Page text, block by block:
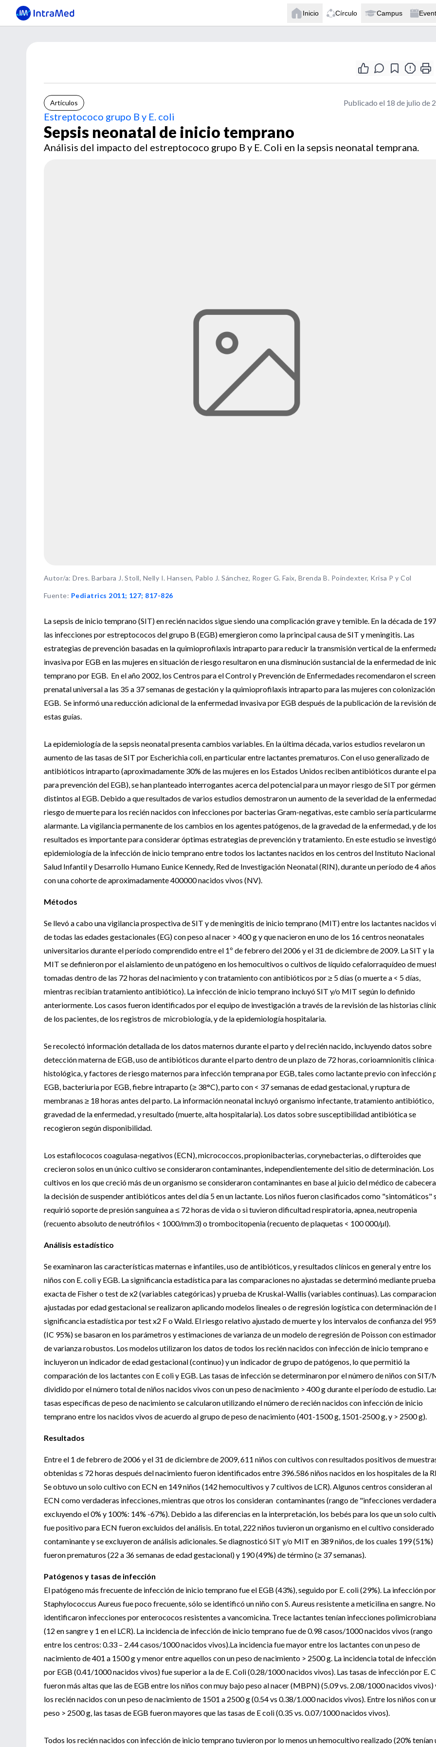
Inicio Círculo Campus
Artículos Publicado el 18 de julio de
Estreptococo grupo B y E. coli
Sepsis neonatal de inicio temprano
Análisis del impacto del estreptococo grupo B y E. Coli en la sepsis neonatal temprana.
Autor/a: Dres. Barbara J. Stoll, Nelly I. Hansen, Pablo J. Sánchez, Roger G. Faix, Brenda B. Poindexter, Krisa P y Col
Fuente: Pediatrics 2011; 127; 817-826
La sepsis de inicio temprano (SIT) en recién nacidos sigue siendo una complicación grave y temible. En la década de
las infecciones por estreptococos del grupo B (EGB) emergieron como la principal causa de SIT y meningitis. Las
estrategias de prevención basadas en la quimioprofilaxis intraparto para reducir la transmisión vertical de la
invasiva por EGB en las mujeres en situación de riesgo resultaron en una disminución sustancial de la enfermedad de
temprano por EGB. En el año 2002, los Centros para el Control y Prevención de Enfermedades recomendaron el
prenatal universal a las 35 a 37 semanas de gestación y la quimioprofilaxis intraparto para las mujeres con
EGB. Se informó una reducción adicional de la enfermedad invasiva por EGB después de la publicación de la revisión
estas guías.
La epidemiología de la sepsis neonatal presenta cambios variables. En la última década, varios estudios revelaron un
aumento de las tasas de SIT por Escherichia coli, en particular entre lactantes prematuros. Con el uso generalizado de
antibióticos intraparto (aproximadamente 30% de las mujeres en los Estados Unidos reciben antibióticos durante el
para prevención del EGB), se han planteado interrogantes acerca del potencial para un mayor riesgo de SIT por
distintos al EGB. Debido a que resultados de varios estudios demostraron un aumento de la severidad de la
riesgo de muerte para los recién nacidos con infecciones por bacterias Gram-negativas, este cambio sería
alarmante. La vigilancia permanente de los cambios en los agentes patógenos, de la gravedad de la enfermedad, y de los
resultados es importante para considerar óptimas estrategias de prevención y tratamiento. En este estudio se
epidemiología de la infección de inicio temprano entre todos los lactantes nacidos en los centros del Instituto Nacional
Salud Infantil y Desarrollo Humano Eunice Kennedy, Red de Investigación Neonatal (RIN), durante un período de 4 años,
con una cohorte de aproximadamente 400000 nacidos vivos (NV).
Métodos
Se llevó a cabo una vigilancia prospectiva de SIT y de meningitis de inicio temprano (MIT) entre los lactantes nacidos
de todas las edades gestacionales (EG) con peso al nacer > 400 g y que nacieron en uno de los 16 centros neonatales
universitarios durante el período comprendido entre el 1º de febrero del 2006 y el 31 de diciembre de 2009. La SIT y la
MIT se definieron por el aislamiento de un patógeno en los hemocultivos o cultivos de líquido cefalorraquídeo de
tomadas dentro de las 72 horas del nacimiento y con tratamiento con antibióticos por ≥ 5 días (o muerte a < 5 días,
mientras recibían tratamiento antibiótico). La infección de inicio temprano incluyó SIT y/o MIT según lo definido
anteriormente. Los casos fueron identificados por el equipo de investigación a través de la revisión de las historias
de los pacientes, de los registros de microbiología, y de la epidemiología hospitalaria.
Se recolectó información detallada de los datos maternos durante el parto y del recién nacido, incluyendo datos sobre
detección materna de EGB, uso de antibióticos durante el parto dentro de un plazo de 72 horas, corioamnionitis clínica
histológica, y factores de riesgo maternos para infección temprana por EGB, tales como lactante previo con infección
EGB, bacteriuria por EGB, fiebre intraparto (≥ 38°C), parto con < 37 semanas de edad gestacional, y ruptura de
membranas ≥ 18 horas antes del parto. La información neonatal incluyó organismo infectante, tratamiento antibiótico,
gravedad de la enfermedad, y resultado (muerte, alta hospitalaria). Los datos sobre susceptibilidad antibiótica se
recogieron según disponibilidad.
Los estafilococos coagulasa-negativos (ECN), micrococcos, propionibacterias, corynebacterias, o difteroides que
crecieron solos en un único cultivo se consideraron contaminantes, independientemente del sitio de determinación. Los
cultivos en los que creció más de un organismo se consideraron contaminantes en base al juicio del médico de
la decisión de suspender antibióticos antes del día 5 en un lactante. Los niños fueron clasificados como "sintomáticos"
requirió soporte de presión sanguínea a ≤ 72 horas de vida o si tuvieron dificultad respiratoria, apnea, neutropenia
(recuento absoluto de neutrófilos < 1000/mm3) o trombocitopenia (recuento de plaquetas < 100 000/µl).
Análisis estadístico
Se examinaron las características maternas e infantiles, uso de antibióticos, y resultados clínicos en general y entre los
niños con E. coli y EGB. La significancia estadística para las comparaciones no ajustadas se determinó mediante prueba
exacta de Fisher o test de x2 (variables categóricas) y prueba de Kruskal-Wallis (variables continuas). Las
ajustadas por edad gestacional se realizaron aplicando modelos lineales o de regresión logística con determinación de
significancia estadística por test x2 F o Wald. El riesgo relativo ajustado de muerte y los intervalos de confianza del
(IC 95%) se basaron en los parámetros y estimaciones de varianza de un modelo de regresión de Poisson con
de varianza robustos. Los modelos utilizaron los datos de todos los recién nacidos con infección de inicio temprano e
incluyeron un indicador de edad gestacional (continuo) y un indicador de grupo de patógenos, lo que permitió la
comparación de los lactantes con E coli y EGB. Las tasas de infección se determinaron por el número de niños con SIT/
dividido por el número total de niños nacidos vivos con un peso de nacimiento > 400 g durante el período de estudio.
tasas específicas de peso de nacimiento se calcularon utilizando el número de recién nacidos con infección de inicio
temprano entre los nacidos vivos de acuerdo al grupo de peso de nacimiento (401-1500 g, 1501-2500 g, y > 2500 g).
Resultados
Entre el 1 de febrero de 2006 y el 31 de diciembre de 2009, 611 niños con cultivos con resultados positivos de
obtenidas ≤ 72 horas después del nacimiento fueron identificados entre 396.586 niños nacidos en los hospitales de la
Se obtuvo un solo cultivo con ECN en 149 niños (142 hemocultivos y 7 cultivos de LCR). Algunos centros consideran al
ECN como verdaderas infecciones, mientras que otros los consideran contaminantes (rango de "infecciones
excluyendo el 0% y 100%: 14% -67%). Debido a las diferencias en la interpretación, los bebés para los que un solo
fue positivo para ECN fueron excluidos del análisis. En total, 222 niños tuvieron un organismo en el cultivo considerado
contaminante y se excluyeron de análisis adicionales. Se diagnosticó SIT y/o MIT en 389 niños, de los cuales 199 (51%)
fueron prematuros (22 a 36 semanas de edad gestacional) y 190 (49%) de término (≥ 37 semanas).
Patógenos y tasas de infección
El patógeno más frecuente de infección de inicio temprano fue el EGB (43%), seguido por E. coli (29%). La infección por
Staphylococcus Aureus fue poco frecuente, sólo se identificó un niño con S. Aureus resistente a meticilina en sangre.
identificaron infecciones por enterococos resistentes a vancomicina. Trece lactantes tenían infecciones
(12 en sangre y 1 en el LCR). La incidencia de infección de inicio temprano fue de 0.98 casos/1000 nacidos vivos (rango
entre los centros: 0.33 – 2.44 casos/1000 nacidos vivos).La incidencia fue mayor entre los lactantes con un peso de
nacimiento de 401 a 1500 g y menor entre aquellos con un peso de nacimiento > 2500 g. La incidencia total de infección
por EGB (0.41/1000 nacidos vivos) fue superior a la de E. Coli (0.28/1000 nacidos vivos). Las tasas de infección por E.
fueron más altas que las de EGB entre los niños con muy bajo peso al nacer (MBPN) (5.09 vs. 2.08/1000 nacidos vivos)
los recién nacidos con un peso de nacimiento de 1501 a 2500 g (0.54 vs 0.38/1.000 nacidos vivos). Entre los niños con
peso > 2500 g, las tasas de EGB fueron mayores que las tasas de E coli (0.35 vs. 0.07/1000 nacidos vivos).
Todos los recién nacidos con infección de inicio temprano tuvieron por lo menos un hemocultivo realizado (20% tenían